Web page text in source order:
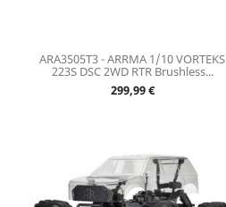
ARA3505T3 - ARRMA 1/10 VORTEKS
223S DSC 2WD RTR Brushless...
Prix
299,99 €